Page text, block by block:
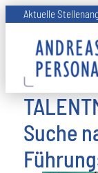
Inhalt
springen
Aktuelle
Suche